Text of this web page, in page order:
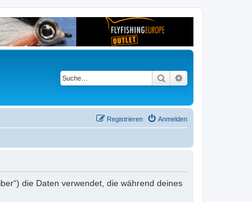
Suche
Anmelden
Registrieren
die Daten verwendet, die während deines